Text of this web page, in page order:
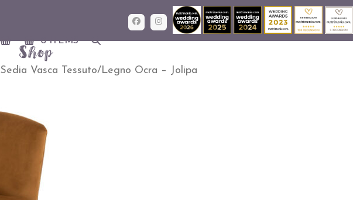
FacebookInstagram
0 ITEMS
Shop
Sedia Vasca Tessuto/Legno Ocra – Jolipa